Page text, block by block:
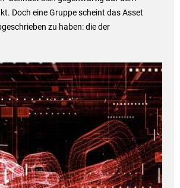
Doch eine Gruppe scheint das Asset
zu haben: die der